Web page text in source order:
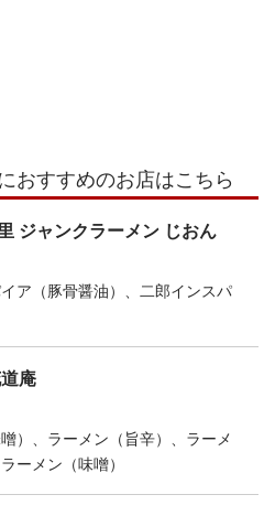
おすすめのお店はこちら
ジャンクラーメン じおん
ア（豚骨醤油）、二郎インスパ
庵
）、ラーメン（旨辛）、ラーメ
ーメン（味噌）